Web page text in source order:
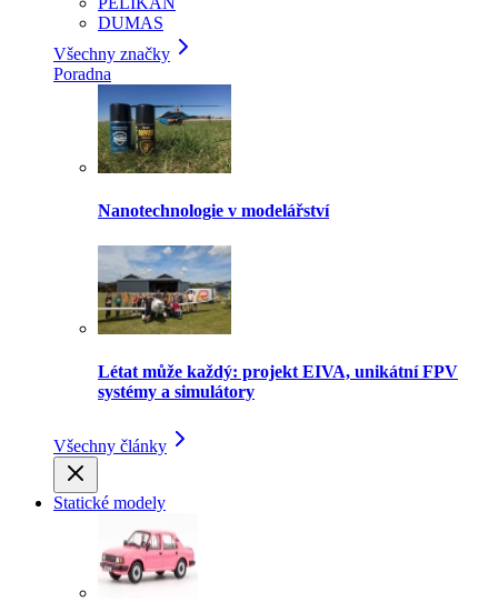
DUMAS
Všechny značky
Poradna
Nanotechnologie v modelářství
Létat může každý: projekt EIVA, unikátní FPV
systémy a simulátory
Všechny články
Statické modely